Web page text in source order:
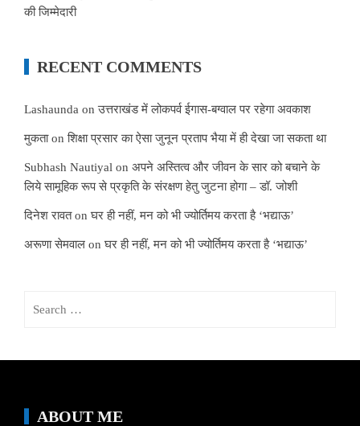
की जिम्मेदारी
RECENT COMMENTS
Lashaunda onउत्तराखंड में लोकपर्व ईगास-बग्वाल पर रहेगा अवकाश
मुकताonशिक्षा प्रसार का ऐसा जुनून प्रताप भैया में ही देखा जा सकता था
Subhash Nautiyal on अपने अस्तित्व और जीवन के सार को बचाने के
लिये सामूहिक रूप से प्रकृति के संरक्षण हेतु जुटना होगा – डॉ. जोशी
दिनेश रावतonघर ही नहीं, मन को भी ज्योर्तिमय करता है ‘भद्याऊ’
अरूणा सेमवाल onघर ही नहीं, मन को भी ज्योर्तिमय करता है ‘भद्याऊ’
ABOUT ME